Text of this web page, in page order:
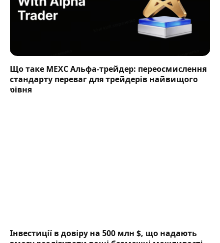
Що таке MEXC Альфа-трейдер: переосмислення
стандарту переваг для трейдерів найвищого
рівня
Інвестиції в довіру на 500 млн $, що надають